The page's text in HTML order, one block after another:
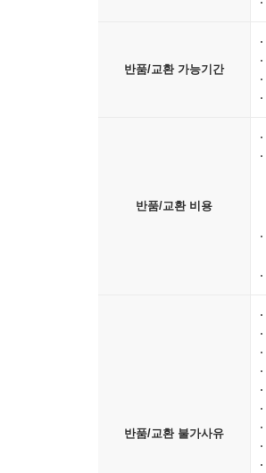
반품/교환 가능기간
반품/교환 비용
반품/교환 불가사유